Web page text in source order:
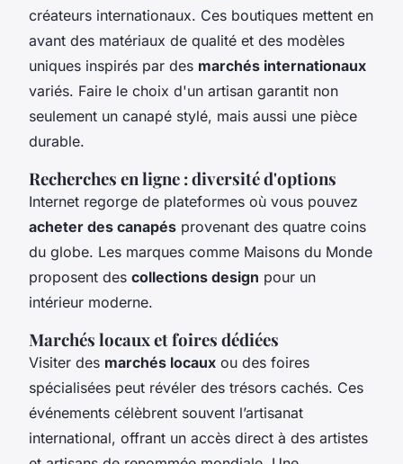
créateurs internationaux. Ces boutiques mettent en
avant des matériaux de qualité et des modèles
uniques inspirés par des marchés internationaux
variés. Faire le choix d'un artisan garantit non
seulement un canapé stylé, mais aussi une pièce
durable.
Recherches en ligne : diversité d'options
Internet regorge de plateformes où vous pouvez
acheter des canapés provenant des quatre coins
du globe. Les marques comme Maisons du Monde
proposent des collections design pour un
intérieur moderne.
Marchés locaux et foires dédiées
Visiter des marchés locaux ou des foires
spécialisées peut révéler des trésors cachés. Ces
événements célèbrent souvent l’artisanat
international, offrant un accès direct à des artistes